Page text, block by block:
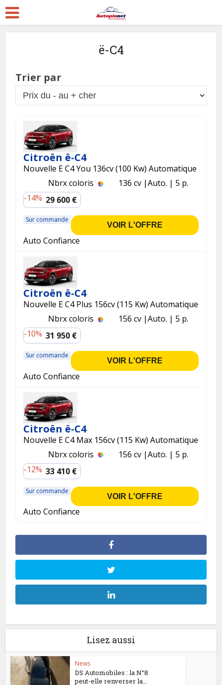
ë-C4
Trier par
Citroën ë-C4
Nouvelle E C4 You 136cv (100 Kw) Automatique
Nbrx coloris
136 cv Auto.
5 p.
-14% 29 600 €
Sur commande
VOIR L'OFFRE
Auto Confiance
Citroën ë-C4
Nouvelle E C4 Plus 156cv (115 Kw) Automatique
Nbrx coloris
156 cv Auto.
5 p.
-10% 31 950 €
Sur commande
VOIR L'OFFRE
Auto Confiance
Citroën ë-C4
Nouvelle E C4 Max 156cv (115 Kw) Automatique
Nbrx coloris
156 cv Auto.
5 p.
-12% 33 410 €
Sur commande
VOIR L'OFFRE
Auto Confiance
Lisez aussi
News
DS Automobiles : la N°8
peut-elle renverser la...